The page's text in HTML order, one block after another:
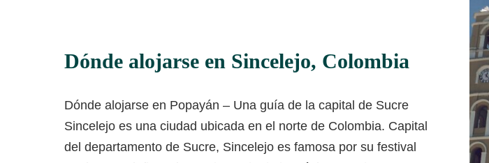
Dónde alojarse en Sincelejo, Colombia
Dónde alojarse en Popayán – Una guía de la capital de Sucre
Sincelejo es una ciudad ubicada en el norte de Colombia. Capital
del departamento de Sucre, Sincelejo es famosa por su festival